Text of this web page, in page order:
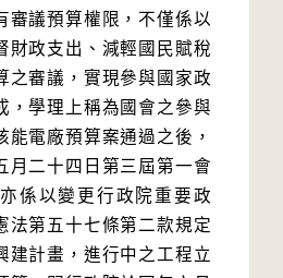
審議預算權限，不僅係以
財政支出、減輕國民賦稅
之審議，實現參與國家政
，學理上稱為國會之參與
能電廠預算案通過之後，
月二十四日第三屆第一會
係以變更行政院重要政
法第五十七條第二款規定
建計畫，進行中之工程立